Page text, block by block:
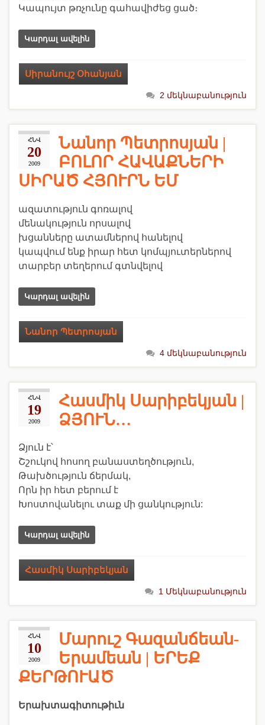
Կապույտ թռչունը գահավիժեց ցած։
Կարդալ ավելին
Սիրանույշ Օհանյան
2 մեկնաբանություն
ՀՆՎ
20
2009
Նանոր Պետրոսյան |
ԲՈԼՈՐ ՀԱՎԱՔՆԵՐԻ
ՍԻՐԱԾ ՀՅՈՒՐՆ ԵՄ
ազատություն գոռալով
մենակություն որսալով
խցանները ատամներով հանելով
կապվում ենք իրար հետ կոմպյուտերներով
տարբեր տեղերում գտնվելով
Կարդալ ավելին
Նանոր Պետրոսյան
4 մեկնաբանություն
ՀՆՎ
19
2009
Հասմիկ Սարիբեկյան |
ՁՅՈՒՆ…
Ձյուն է՝
Շշուկով հոսող բանաստեղծություն,
Թախծություն ճերմակ,
Որն իր հետ բերում է
Խոստովանելու տաք մի ցանկություն:
Կարդալ ավելին
Հասմիկ Սարիբեկյան
1 Մեկնաբանություն
ՀՆՎ
10
2009
Մարուշ Գազանճեան-
Երամեան | ԵՐԵՔ
ՔԵՐԹՈՒԱԾ
Երախտագիտութիւն